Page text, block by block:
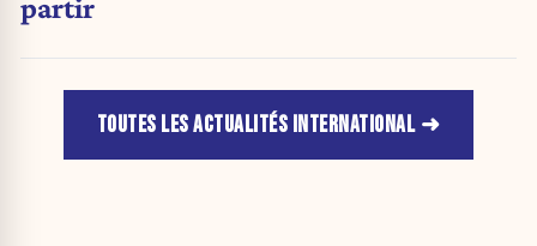
partir
TOUTES LES ACTUALITÉS INTERNATIONAL